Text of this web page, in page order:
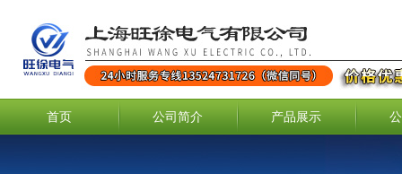
首页 公司简介 产品展示